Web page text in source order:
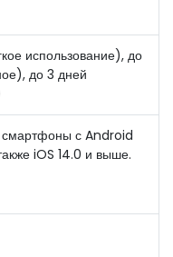
использование), до
до 3 дней
смартфоны с Android
iOS 14.0 и выше.